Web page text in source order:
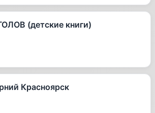
(детские книги)
Красноярск